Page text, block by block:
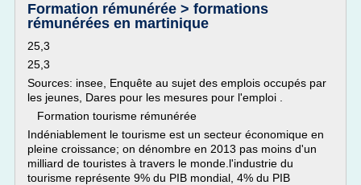
Formation rémunérée > formations
rémunérées en martinique
25,3
25,3
Sources: insee, Enquête au sujet des emplois occupés par
les jeunes, Dares pour les mesures pour l'emploi .
Formation tourisme rémunérée
Indéniablement le tourisme est un secteur économique en
pleine croissance; on dénombre en 2013 pas moins d'un
milliard de touristes à travers le monde.l'industrie du
tourisme représente 9% du PIB mondial, 4% du PIB